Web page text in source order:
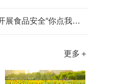
陕西省市场监管局组织开展食品安全“你点我检惠民生”进景区活动
更多＋